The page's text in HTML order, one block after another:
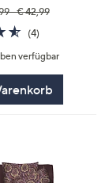
- € 42,99
4.5
von
5
(4)
verfügbar